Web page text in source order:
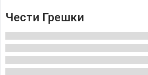
Чести Грешки